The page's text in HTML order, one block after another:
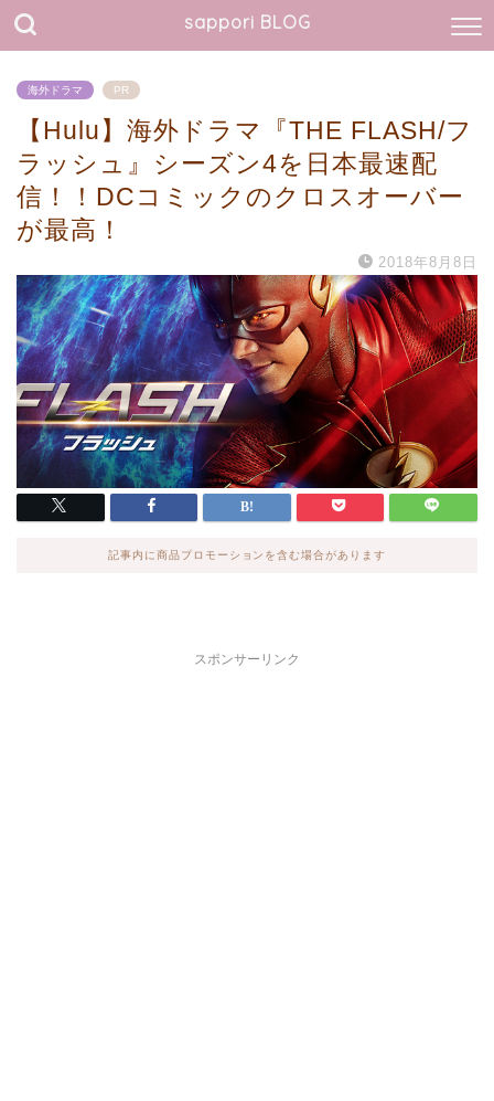
sappori BLOG
海外ドラマ PR
【Hulu】海外ドラマ『THE FLASH/フ
ラッシュ』シーズン4を日本最速配
信！！DCコミックのクロスオーバー
が最高！
2018年8月8日
記事内に商品プロモーションを含む場合があります
スポンサーリンク